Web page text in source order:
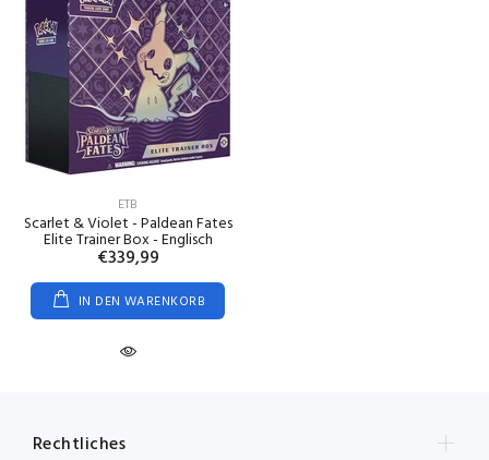
ETB
Scarlet & Violet - Paldean Fates
Elite Trainer Box - Englisch
€339,99
IN DEN WARENKORB
Rechtliches